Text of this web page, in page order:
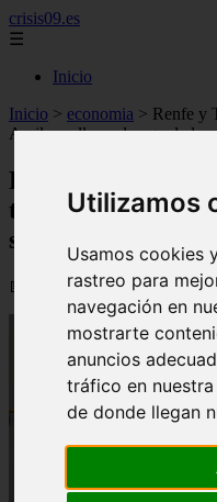
Utilizamos
Usamos cookies
rastreo para
navegación en
mostrarte
anuncios
tráfico en
de donde llegan
crisis09.es
☰
Inicio
Inicio > economia > Renfe y
Avril que lleva el pago de la
Renfe y Talgo
trenes Avril que
sanción por los
📅 03/07/2026